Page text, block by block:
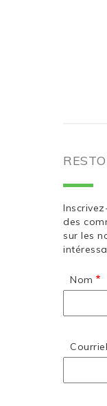
des
sur les
Nom
Courriel